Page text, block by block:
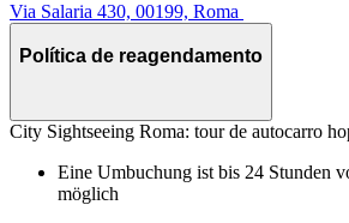
Via Salaria 430, 00199, Roma
Política de reagendamento
City Sightseeing Roma: tour de autocarro
Eine Umbuchung ist bis 24 Stunden
möglich